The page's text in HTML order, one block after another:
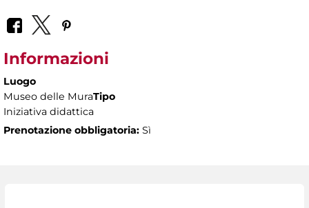
Informazioni
Luogo
Museo delle MuraTipo
Iniziativa didattica
Prenotazione obbligatoria: Sì